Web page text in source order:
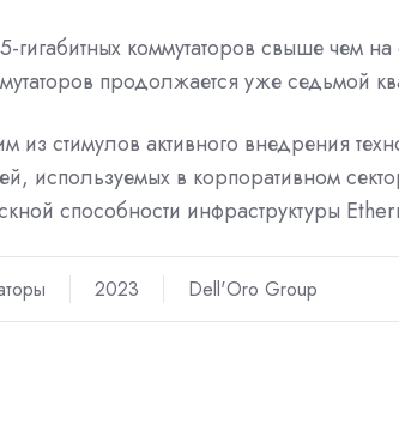
гигабитных коммутаторов свыше чем
продолжается уже седьмой
стимулов активного внедрения
используемых в корпоративном
способности инфраструктуры
2023 Dell'Oro Group